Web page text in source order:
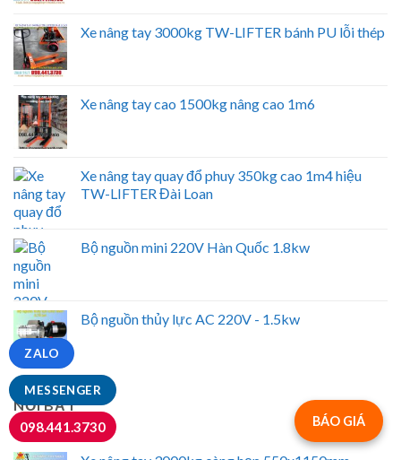
Xe nâng tay 3000kg TW-LIFTER bánh PU lỗi thép
Xe nâng tay cao 1500kg nâng cao 1m6
Xe nâng tay quay đổ phuy 350kg cao 1m4 hiệu
TW-LIFTER Đài Loan
Bộ nguồn mini 220V Hàn Quốc 1.8kw
Bộ nguồn thủy lực AC 220V - 1.5kw
NỔI BẬT
BÁO GIÁ
MESSENGER
ZALO
098.441.3730